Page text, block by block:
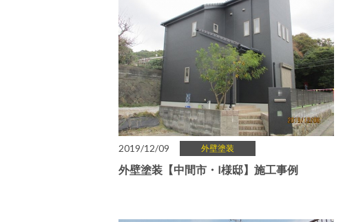
2019/12/09 外壁塗装
外壁塗装【中間市・I様邸】施工事例